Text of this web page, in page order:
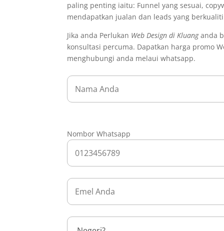
paling penting iaitu: Funnel yang sesuai,
mendapatkan jualan dan leads yang
Jika anda Perlukan Web Design di Kluanganda
konsultasi percuma. Dapatkan harga promo
menghubungi anda melaui whatsapp.
Nombor Whatsapp